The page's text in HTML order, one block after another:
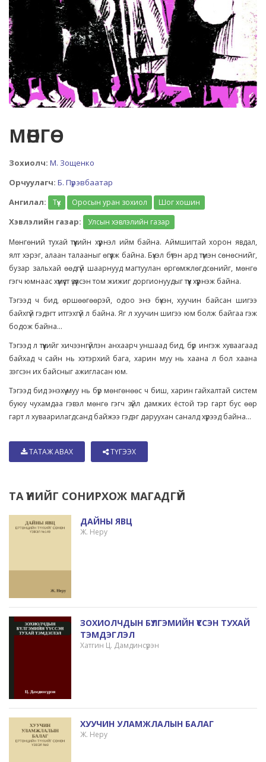
МӨНГӨ
Зохиолч: М. Зощенко
Орчуулагч: Б. Пүрэвбаатар
Ангилал:
Түүх Оросын уран зохиол Шог хошин
Хэвлэлийн газар:
Улсын хэвлэлийн газар
Мөнгөний тухай түүхийн хүүрнэл ийм байна. Аймшигтай хорон явдал,
ялт хэрэг, алаан талааныг өгүүлж байна. Бүхэл бүтэн ард түмэн сөнөснийг,
бузар зальхай өөдгүй шаарнууд магтуулан өргөмжлөгдсөнийг, мөнгө
гэгч юмнаас хүмүүст үзүүлсэн том жижиг доргионуудыг түүх хүүрнэж байна.
Тэгээд ч бид, өршөөгөөрэй, одоо энэ бүхэн, хуучин байсан шигээ
байхгүй гэдэгт итгэхгүй л байна. Яг л хуучин шигээ юм болж байгаа гэж
бодож байна...
Тэгээд л түүхийг хичээнгүйлэн анхаарч уншаад бид, бүр ингэж хуваагаад
байхад ч сайн нь хэтэрхий бага, харин муу нь хаана л бол хаана
зэгсэн их байсныг ажигласан юм.
Тэгээд бид энэхүү муу нь бүр мөнгөнөөс ч биш, харин гайхалтай систем
буюу чухамдаа гэвэл мөнгө гэгч зүйл дамжих ёстой тэр гарт бус өөр
гарт л хуваарилагдсанд байжээ гэдэг даруухан саналд хүрээд байна...
ТАТАЖ АВАХ ТҮГЭЭХ
ТА ҮҮНИЙГ СОНИРХОЖ МАГАДГҮЙ
ДАЙНЫ ЯВЦ
Ж. Неру
ЗОХИОЛЧДЫН БҮЛГЭМИЙН ҮҮССЭН ТУХАЙ
ТЭМДЭГЛЭЛ
Хатгин Ц. Дамдинсүрэн
ХУУЧИН УЛАМЖЛАЛЫН БАЛАГ
Ж. Неру